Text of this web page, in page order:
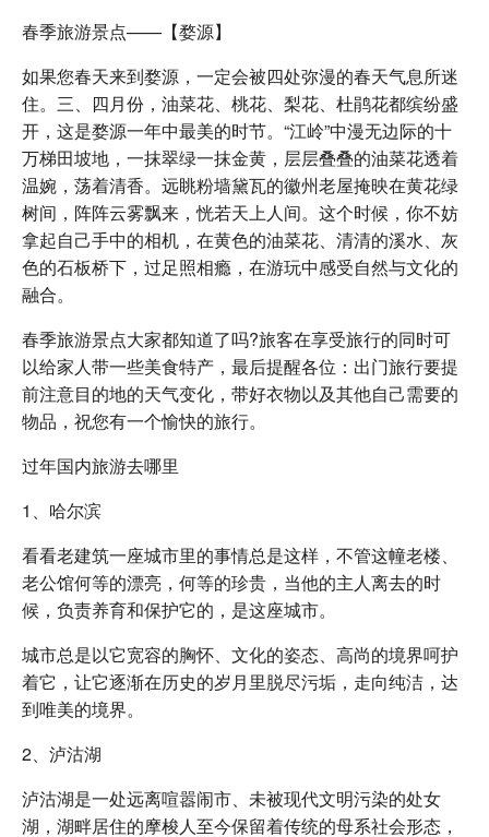
春季旅游景点——【婺源】
如果您春天来到婺源，一定会被四处弥漫的春天气息所迷
住。三、四月份，油菜花、桃花、梨花、杜鹃花都缤纷盛
开，这是婺源一年中最美的时节。“江岭”中漫无边际的十
万梯田坡地，一抹翠绿一抹金黄，层层叠叠的油菜花透着
温婉，荡着清香。远眺粉墙黛瓦的徽州老屋掩映在黄花绿
树间，阵阵云雾飘来，恍若天上人间。这个时候，你不妨
拿起自己手中的相机，在黄色的油菜花、清清的溪水、灰
色的石板桥下，过足照相瘾，在游玩中感受自然与文化的
融合。
春季旅游景点大家都知道了吗?旅客在享受旅行的同时可
以给家人带一些美食特产，最后提醒各位：出门旅行要提
前注意目的地的天气变化，带好衣物以及其他自己需要的
物品，祝您有一个愉快的旅行。
过年国内旅游去哪里
1、哈尔滨
看看老建筑一座城市里的事情总是这样，不管这幢老楼、
老公馆何等的漂亮，何等的珍贵，当他的主人离去的时
候，负责养育和保护它的，是这座城市。
城市总是以它宽容的胸怀、文化的姿态、高尚的境界呵护
着它，让它逐渐在历史的岁月里脱尽污垢，走向纯洁，达
到唯美的境界。
2、泸沽湖
泸沽湖是一处远离喧嚣闹市、未被现代文明污染的处女
湖，湖畔居住的摩梭人至今保留着传统的母系社会形态，